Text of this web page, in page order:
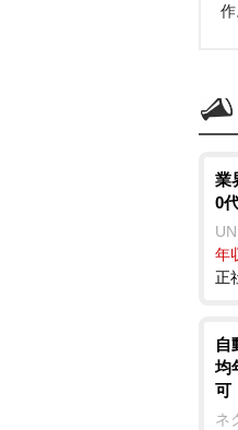
業
0
年
正
自
均
可
ネ